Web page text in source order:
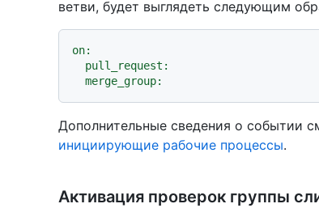
ветви, будет выглядеть следующим
on:
pull_request:
merge_group:
Дополнительные сведения о событии
инициирующие рабочие процессы.
Активация проверок группы